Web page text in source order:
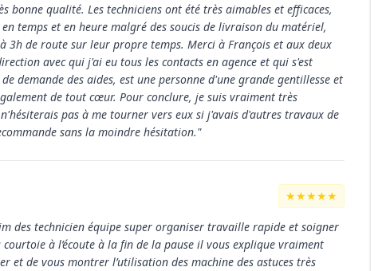
bonne qualité. Les techniciens ont été très aimables et efficaces,
temps et en heure malgré des soucis de livraison du matériel,
3h de route sur leur propre temps. Merci à François et aux deux
avec qui j'ai eu tous les contacts en agence et qui s'est
demande des aides, est une personne d'une grande gentillesse et
de tout cœur. Pour conclure, je suis vraiment très
pas à me tourner vers eux si j'avais d'autres travaux de
sans la moindre hésitation."
★★★★★
des technicien équipe super organiser travaille rapide et soigner
à l’écoute à la fin de la pause il vous explique vraiment
et de vous montrer l’utilisation des machine des astuces très